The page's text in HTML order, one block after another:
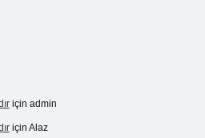
için admin
için Alaz